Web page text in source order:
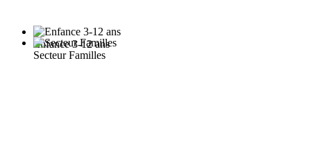
Enfance 3-12 ans
Secteur Familles